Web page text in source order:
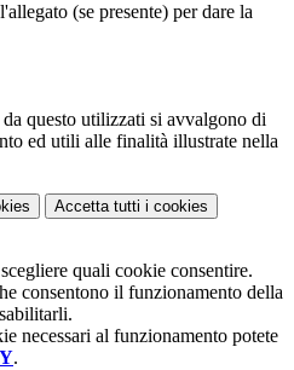
(se presente) per dare la
questo utilizzati si avvalgono di
ed utili alle finalità illustrate nella
Accetta tutti i cookies
quali cookie consentire.
consentono il funzionamento della
necessari al funzionamento potete
.